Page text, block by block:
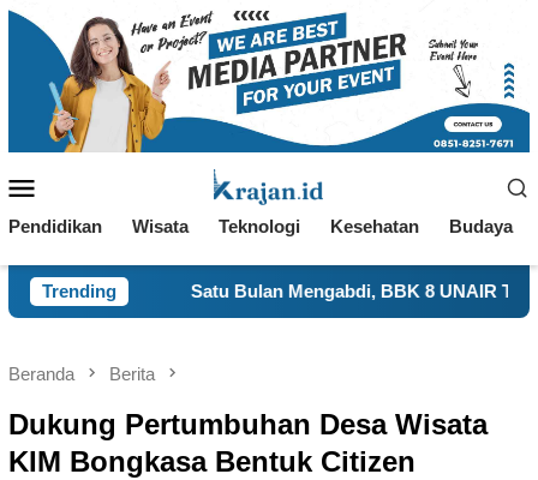
Loncat
Mobile
Pendidikan Wisata Teknologi Kesehatan Budaya
Trending
Satu Bulan Mengabdi, BBK 8 UNAIR Tampilkan Capaian
Beranda Berita
Dukung Pertumbuhan Desa Wisata
KIM Bongkasa Bentuk Citizen